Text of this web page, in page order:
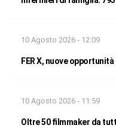
10 Agosto 2026 - 12:09
FER X, nuove
10 Agosto 2026 - 11:59
Oltre 50 filmmaker da